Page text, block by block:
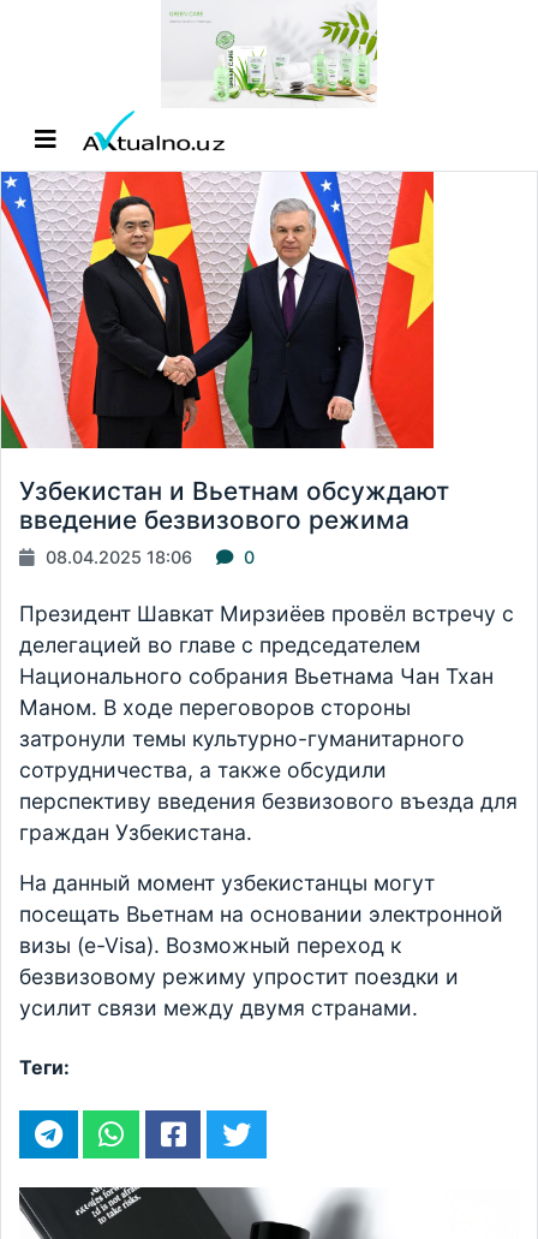
Узбекистан и Вьетнам обсуждают
введение безвизового режима
08.04.2025 18:06 0
Президент Шавкат Мирзиёев провёл встречу с
делегацией во главе с председателем
Национального собрания Вьетнама Чан Тхан
Маном. В ходе переговоров стороны
затронули темы культурно-гуманитарного
сотрудничества, а также обсудили
перспективу введения безвизового въезда для
граждан Узбекистана.
На данный момент узбекистанцы могут
посещать Вьетнам на основании электронной
визы (e-Visa). Возможный переход к
безвизовому режиму упростит поездки и
усилит связи между двумя странами.
Теги: